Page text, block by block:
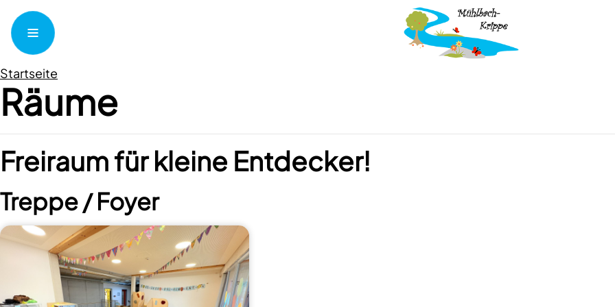
Startseite
Räume
Freiraum für kleine Entdecker!
Treppe / Foyer